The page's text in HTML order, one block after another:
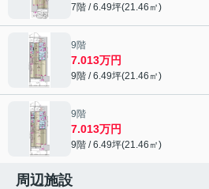
7階 / 6.49坪(21.46㎡)
9階
7.013万円
9階 / 6.49坪(21.46㎡)
9階
7.013万円
9階 / 6.49坪(21.46㎡)
周辺施設